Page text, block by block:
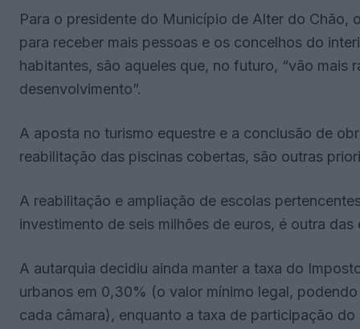
Para o presidente do Município de Alter do Chão,
para receber mais pessoas e os concelhos do
habitantes, são aqueles que, no futuro, “vão mais
desenvolvimento”.
A aposta no turismo equestre e a conclusão de
reabilitação das piscinas cobertas, são outras
A reabilitação e ampliação de escolas
investimento de seis milhões de euros, é outra das
A autarquia decidiu ainda manter a taxa do
urbanos em 0,30% (o valor mínimo legal,
cada câmara), enquanto a taxa de participação